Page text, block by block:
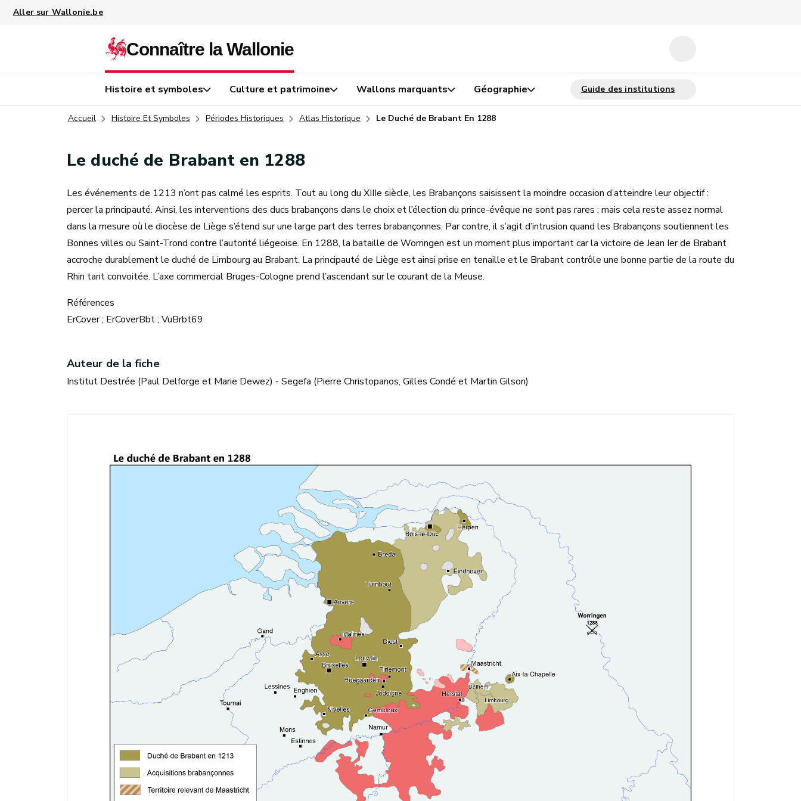
Histoire et symboles Culture et patrimoine Wallons marquants Géographie
Accueil Histoire Et Symboles Périodes Historiques Atlas Historique Le Duché de Brabant En 1288
Le duché de Brabant en 1288
Les événements de 1213 n’ont pas calmé les esprits. Tout au long du XIIIe siècle, les Brabançons saisissent la moindre occasion d’atteindre leur objectif :
percer la principauté. Ainsi, les interventions des ducs brabançons dans le choix et l’élection du prince-évêque ne sont pas rares ; mais cela reste assez normal
dans la mesure où le diocèse de Liège s’étend sur une large part des terres brabançonnes. Par contre, il s’agit d’intrusion quand les Brabançons soutiennent les
Bonnes villes ou Saint-Trond contre l’autorité liégeoise. En 1288, la bataille de Worringen est un moment plus important car la victoire de Jean Ier de Brabant
accroche durablement le duché de Limbourg au Brabant. La principauté de Liège est ainsi prise en tenaille et le Brabant contrôle une bonne partie de la route du
Rhin tant convoitée. L’axe commercial Bruges-Cologne prend l’ascendant sur le courant de la Meuse.
Références
ErCover ; ErCoverBbt ; VuBrbt69
Auteur de la fiche
Institut Destrée (Paul Delforge et Marie Dewez) - Segefa (Pierre Christopanos, Gilles Condé et Martin Gilson)